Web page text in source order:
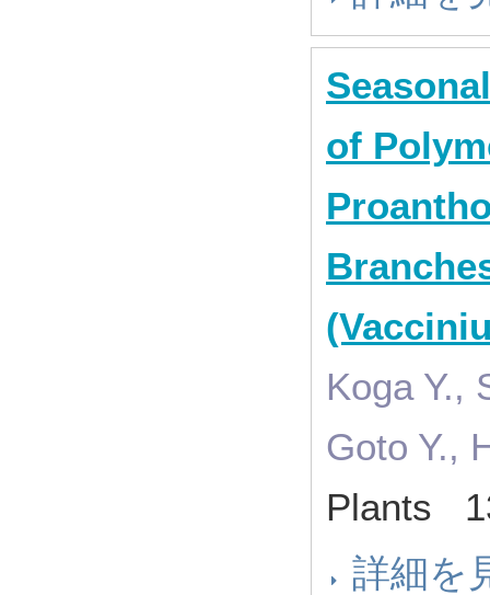
of
Koga Y.,
Goto Y.,
Plants
詳細を